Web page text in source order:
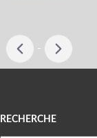
-
Menu
RECHERCHE